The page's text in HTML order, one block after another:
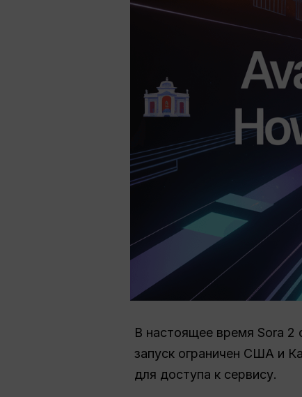
В настоящее время Sora 2
запуск ограничен США и
для доступа к сервису.